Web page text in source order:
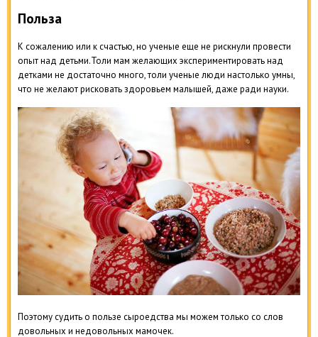
Польза
К сожалению или к счастью, но ученые еще не рискнули провести
опыт над детьми.Толи мам желающих экспериментировать над
детками не достаточно много, толи ученые люди настолько умны,
что не желают рисковать здоровьем малышей, даже ради науки.
Поэтому судить о пользе сыроедства мы можем только со слов
довольных и недовольных мамочек.